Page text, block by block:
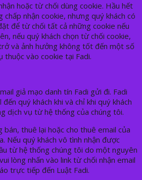
hoặc từ chối dùng cookie. Hầu hết
nhận cookie, nhưng quý khách có
để từ chối tất cả những cookie nếu
nếu quý khách chọn từ chối cookie,
và ảnh hưởng không tốt đến một số
thuộc vào cookie tại Fadi.
giả mạo danh tín Fadi gửi đi. Fadi
quý khách khi và chỉ khi quý khách
dịch vụ từ hệ thống của chúng tôi.
bán, thuê lại hoặc cho thuê email của
Nếu quý khách vô tình nhận được
từ hệ thống chúng tôi do một nguyên
lòng nhấn vào link từ chối nhận email
trực tiếp đến Luật Fadi.